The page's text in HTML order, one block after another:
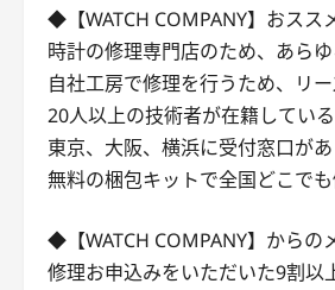
◆【WATCH COMPANY】おス
時計の修理専門店のため、あらゆ
自社工房で修理を行うため、リ
20人以上の技術者が在籍してい
東京、大阪、横浜に受付窓口があ
無料の梱包キットで全国どこで
◆【WATCH COMPANY】から
修理お申込みをいただいた9割以